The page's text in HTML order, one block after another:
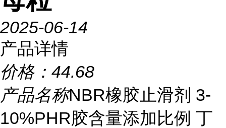
2025-06-14
产品详情
价格： 44.68
产品名称NBR橡胶止滑剂 3-
10%PHR胶含量添加比例 丁